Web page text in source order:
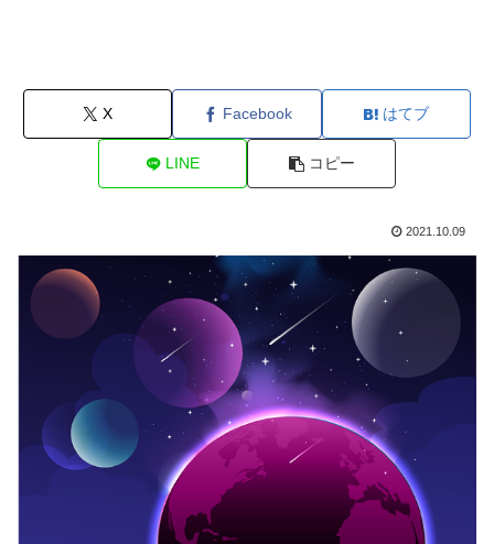
X Facebook はてブ
LINE コピー
2021.10.09